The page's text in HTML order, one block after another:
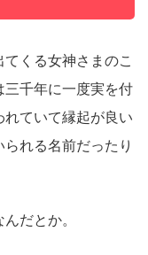
くる女神さまのこ
三千年に一度実を付
ていて縁起が良い
れる名前だったり
だとか。